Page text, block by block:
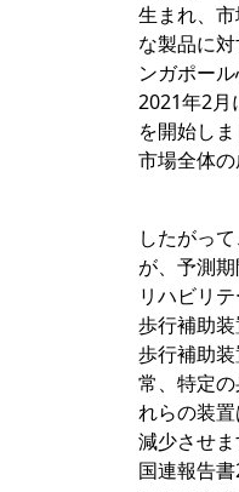
生まれ、
な製品に
ンガポー
2021年2月
を開始し
市場全体の
したがっ
が、予測
リハビリ
歩行補助
歩行補助
常、特定
れらの装
減少させま
国連報告